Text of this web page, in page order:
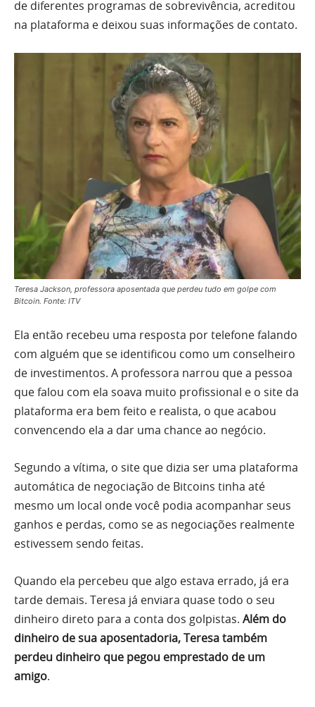
de diferentes programas de sobrevivência, acreditou
na plataforma e deixou suas informações de contato.
Teresa Jackson, professora aposentada que perdeu tudo em golpe com
Bitcoin. Fonte: ITV
Ela então recebeu uma resposta por telefone falando
com alguém que se identificou como um conselheiro
de investimentos. A professora narrou que a pessoa
que falou com ela soava muito profissional e o site da
plataforma era bem feito e realista, o que acabou
convencendo ela a dar uma chance ao negócio.
Segundo a vítima, o site que dizia ser uma plataforma
automática de negociação de Bitcoins tinha até
mesmo um local onde você podia acompanhar seus
ganhos e perdas, como se as negociações realmente
estivessem sendo feitas.
Quando ela percebeu que algo estava errado, já era
tarde demais. Teresa já enviara quase todo o seu
dinheiro direto para a conta dos golpistas. Além do
dinheiro de sua aposentadoria, Teresa também
perdeu dinheiro que pegou emprestado de um
amigo.